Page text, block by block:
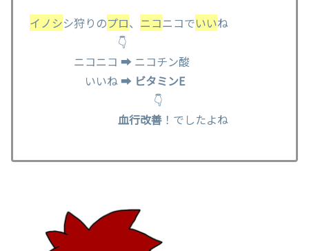
イノシシ狩りのプロ、 ニコニコでいいね
👇
ニコニコ ➡ ニコチン酸
いいね ➡ ビタミンE
👇
血行改善 ！でしたよね